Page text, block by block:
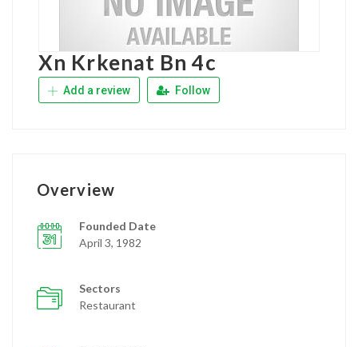
Xn Krkenat Bn 4c
Add a review Follow
Overview
Founded Date
April 3, 1982
Sectors
Restaurant